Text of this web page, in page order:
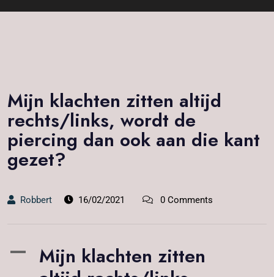
Mijn klachten zitten altijd
rechts/links, wordt de
piercing dan ook aan die kant
gezet?
Robbert 16/02/2021 0 Comments
A
Mijn klachten zitten